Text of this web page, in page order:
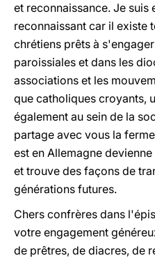
et reconnaissance. Je suis
reconnaissant car il existe
chrétiens prêts à
paroissiales et dans les
associations et les
que catholiques croyants,
également au sein de la
partage avec vous la
est en Allemagne
et trouve des façons de
générations futures.
Chers confrères dans
votre engagement
de prêtres, de diacres, de